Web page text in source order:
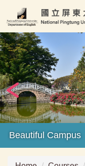
Jump
to
the
main
content
block
Beautiful Campus